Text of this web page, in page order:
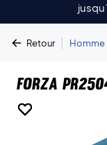
Retour | Homme
Forza